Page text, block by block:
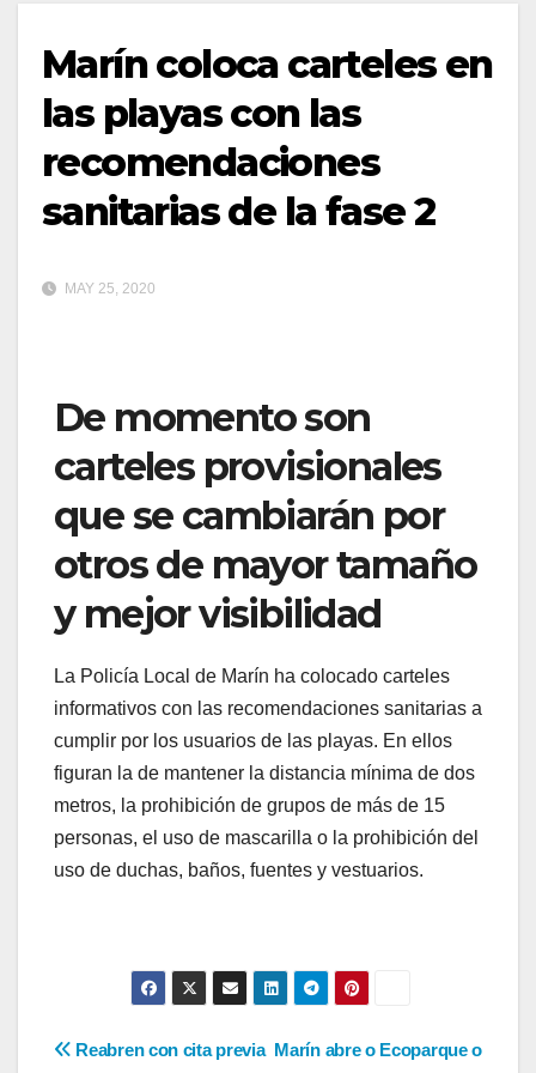
Marín coloca carteles en
las playas con las
recomendaciones
sanitarias de la fase 2
MAY 25, 2020
De momento son
carteles provisionales
que se cambiarán por
otros de mayor tamaño
y mejor visibilidad
La Policía Local de Marín ha colocado carteles
informativos con las recomendaciones sanitarias a
cumplir por los usuarios de las playas. En ellos
figuran la de mantener la distancia mínima de dos
metros, la prohibición de grupos de más de 15
personas, el uso de mascarilla o la prohibición del
uso de duchas, baños, fuentes y vestuarios.
Navegación Marín abre o Ecoparque o
Reabren con cita previa